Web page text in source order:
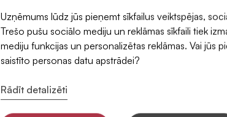
Uzņēmums lūdz jūs pieņemt sīkfailus veiktspējas,
Trešo pušu sociālo mediju un reklāmas sīkfaili tiek
mediju funkcijas un personalizētas reklāmas. Vai jūs
saistīto personas datu apstrādei?
Rādīt detalizēti